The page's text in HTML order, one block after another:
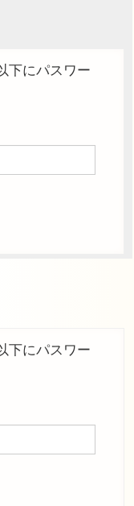
下にパスワー
下にパスワー